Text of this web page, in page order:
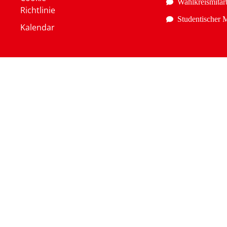
Richtlinie
Kalendar
Studentischer